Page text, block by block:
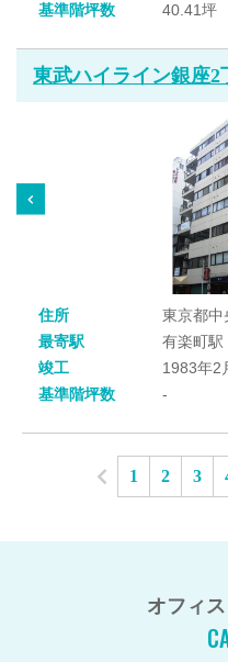
基準階坪数
40.41坪
東武ハイライン銀座2
住所
東京都
最寄駅
有楽町
竣工
1983年2
基準階坪数
-
1 2 3
オフィ